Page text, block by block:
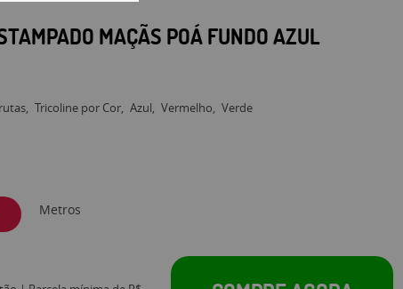
MAÇÃS POÁ FUNDO AZUL
Tricoline por Cor Azul Vermelho
Verde
Metros